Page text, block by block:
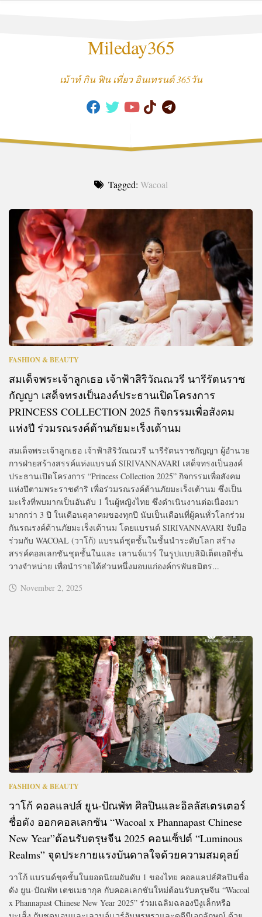
Mileday365
เม้าท์ กิน ฟิน เที่ยว อินเทรนด์ 365วัน
Tagged: Wacoal
FASHION & BEAUTY
สมเด็จพระเจ้าลูกเธอ เจ้าฟ้าสิริวัณณวรี นารีรัตนราช
กัญญา เสด็จทรงเป็นองค์ประธานเปิดโครงการ
PRINCESS COLLECTION 2025 กิจกรรมเพื่อสังคม
แห่งปี ร่วมรณรงค์ต้านภัยมะเร็งเต้านม
สมเด็จพระเจ้าลูกเธอ เจ้าฟ้าสิริวัณณวรี นารีรัตนราชกัญญา ผู้อำนวย
การฝ่ายสร้างสรรค์แห่งแบรนด์ SIRIVANNAVARI เสด็จทรงเป็นองค์
ประธานเปิดโครงการ “Princess Collection 2025” กิจกรรมเพื่อสังคม
แห่งปีตามพระราชดำริ เพื่อร่วมรณรงค์ต้านภัยมะเร็งเต้านม ซึ่งเป็น
มะเร็งที่พบมากเป็นอันดับ 1 ในผู้หญิงไทย ซึ่งดำเนินงานต่อเนื่องมา
มากกว่า 3 ปี ในเดือนตุลาคมของทุกปี นับเป็นเดือนที่ผู้คนทั่วโลกร่วม
กันรณรงค์ต้านภัยมะเร็งเต้านม โดยแบรนด์ SIRIVANNAVARI จับมือ
ร่วมกับ WACOAL (วาโก้) แบรนด์ชุดชั้นในชั้นนำระดับโลก สร้าง
สรรค์คอลเลกชันชุดชั้นในและ เลานจ์แวร์ ในรูปแบบลิมิเต็ดเอดิชั่น
วางจำหน่าย เพื่อนำรายได้ส่วนหนึ่งมอบแก่องค์กรพันธมิตร...
November 2, 2025
FASHION & BEAUTY
วาโก้ คอลแลปส์ ยูน-ปัณพัท ศิลปินและอิลลัสเตรเตอร์
ชื่อดัง ออกคอลเลกชัน “Wacoal x Phannapast Chinese
New Year”ต้อนรับตรุษจีน 2025 คอนเซ็ปต์ “Luminous
Realms” จุดประกายแรงบันดาลใจด้วยความสมดุลย์
วาโก้ แบรนด์ชุดชั้นในยอดนิยมอันดับ 1 ของไทย คอลแลปส์ศิลปินชื่อ
ดัง ยูน-ปัณพัท เตชเมธากุล กับคอลเลกชันใหม่ต้อนรับตรุษจีน “Wacoal
x Phannapast Chinese New Year 2025” ร่วมเฉลิมฉลองปีงูเล็กหรือ